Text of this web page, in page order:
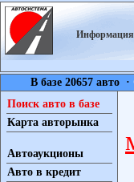
В базе 20657 авто ·
Поиск авто в базе
Карта авторынка
Автоаукционы
Авто в кредит